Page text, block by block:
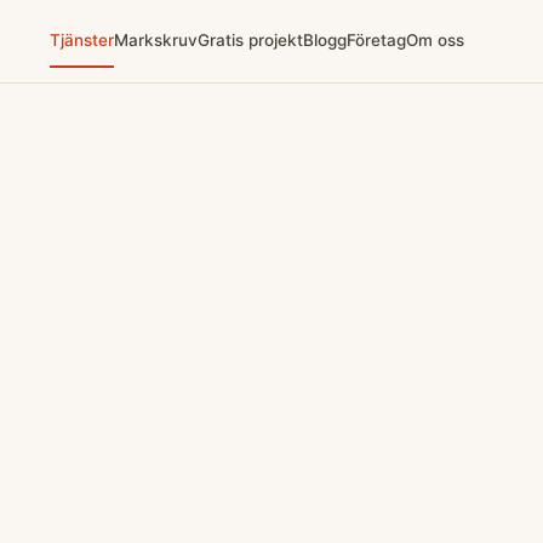
TjänsterMarkskruvGratis projektBloggFöretagOm oss